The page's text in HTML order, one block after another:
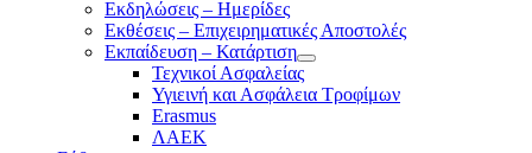
Εκδηλώσεις – Ημερίδες
Εκθέσεις – Επιχειρηματικές Αποστολές
Εκπαίδευση – Κατάρτιση
Τεχνικοί Ασφαλείας
Υγιεινή και Ασφάλεια Τροφίμων
Erasmus
ΛΑΕΚ